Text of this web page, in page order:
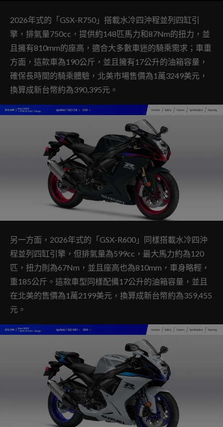
2026年式的「GSX-R750」搭載水冷四沖程並列四缸引
擎，排氣量750cc，提供約148匹馬力和87Nm的扭力，並
且擁有810mm的座高，適合大多數車迷的騎乘需求；車重
方面，這款車為190公斤，並且擁有17公升的油箱容量，
確保長時間的騎乘體驗，北美市場售價為1萬3249美元，
換算成新台幣約為390,395元。
另一方面，2026年式的「GSX-R600」同樣搭載水冷四沖
程並列四缸引擎，但排氣量為599cc，最大馬力約為120
匹，扭力則為67Nm，並且座高也為810mm，車身略輕，
重185公斤。這款車型同樣配備17公升的油箱容量，並且
在北美的售價為1萬2199美元，換算成新台幣約為359,455
元。